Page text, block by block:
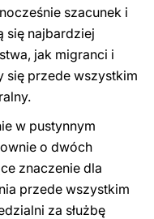
szacunek i
się najbardziej
jak migranci i
się przede wszystkim
w pustynnym
o dwóch
znaczenie dla
przede wszystkim
za służbę